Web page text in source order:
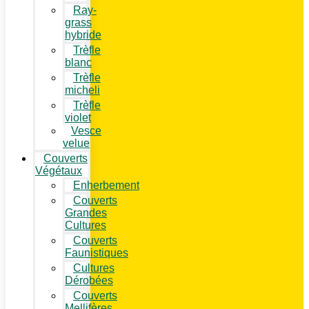
Ray-
grass
hybride
Trèfle
blanc
Trèfle
micheli
Trèfle
violet
Vesce
velue
Couverts
Végétaux
Enherbement
Couverts
Grandes
Cultures
Couverts
Faunistiques
Cultures
Dérobées
Couverts